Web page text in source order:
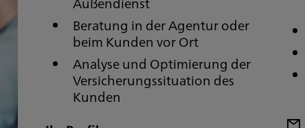
Beratung in der Agentur oder
beim Kunden vor Ort
Analyse und Optimierung der
Versicherungssituation des
Kunden